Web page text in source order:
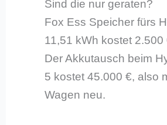
Sind die nur geraten?
Fox Ess Speicher fürs
11,51 kWh kostet 2.500
Der Akkutausch beim
5 kostet 45.000 €, also
Wagen neu.